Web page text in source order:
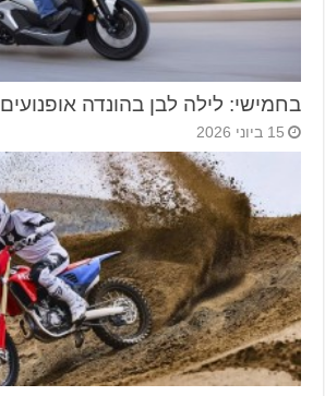
בחמישי: לילה לבן בהונדה אופנועים
15 ביוני 2026